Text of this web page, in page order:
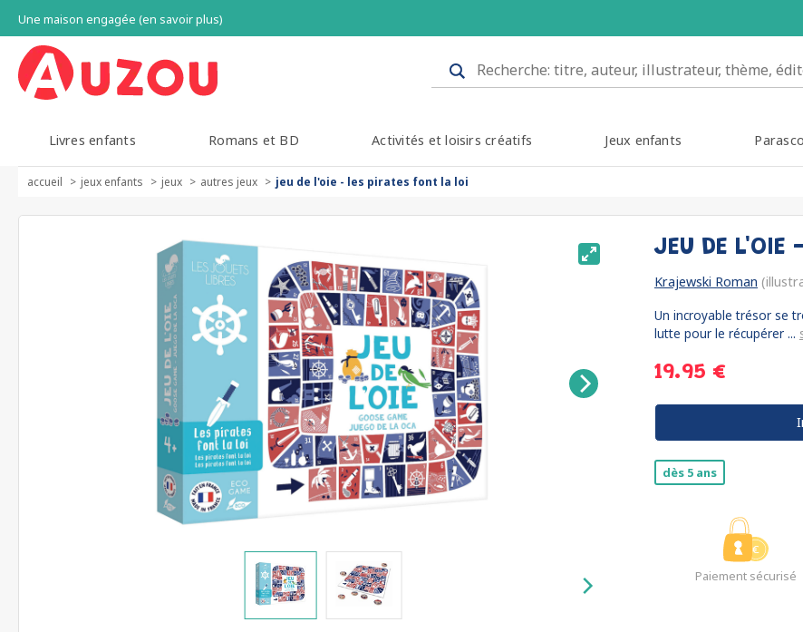
Une maison engagée (en savoir plus)
Livres enfants Romans et BD Activités et loisirs créatifs Jeux enfants
accueil jeux enfants jeux autres jeux jeu de l'oie - les pirates font la loi
JEU DE L'OIE
Krajewski Roman
Un incroyable trésor se
lutte pour le récupérer ...
19.95 €
dès 5 ans
Paiement sécurisé